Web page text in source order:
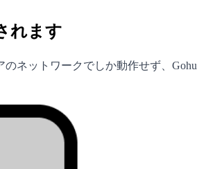
れます
ネットワークでしか動作せず、